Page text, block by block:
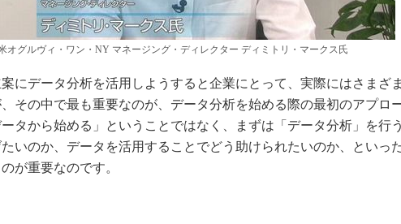
オグルヴィ・ワン・NY マネージング・ディレクター ディミトリ・マークス氏
にデータ分析を活用しようすると企業にとって、実際にはさまざ
その中で最も重要なのが、データ分析を始める際の最初のアプロ
タから始める」ということではなく、まずは「データ分析」を行
いのか、データを活用することでどう助けられたいのか、といっ
が重要なのです。